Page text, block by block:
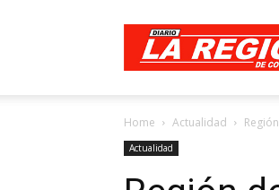
Diario
Región
Home Actualidad
Actualidad